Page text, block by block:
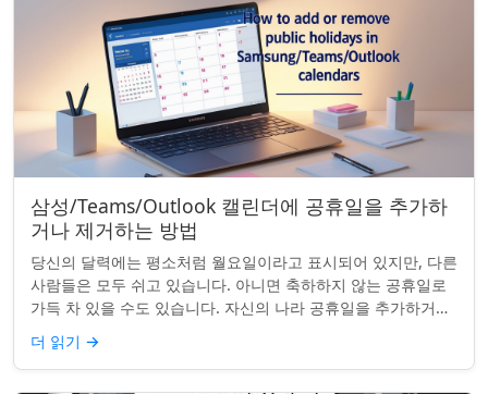
삼성/Teams/Outlook 캘린더에 공휴일을 추가하
거나 제거하는 방법
당신의 달력에는 평소처럼 월요일이라고 표시되어 있지만, 다른
사람들은 모두 쉬고 있습니다. 아니면 축하하지 않는 공휴일로
가득 차 있을 수도 있습니다. 자신의 나라 공휴일을 추가하거나
원하지 않는 공휴일을 정리하려는...
더 읽기 →